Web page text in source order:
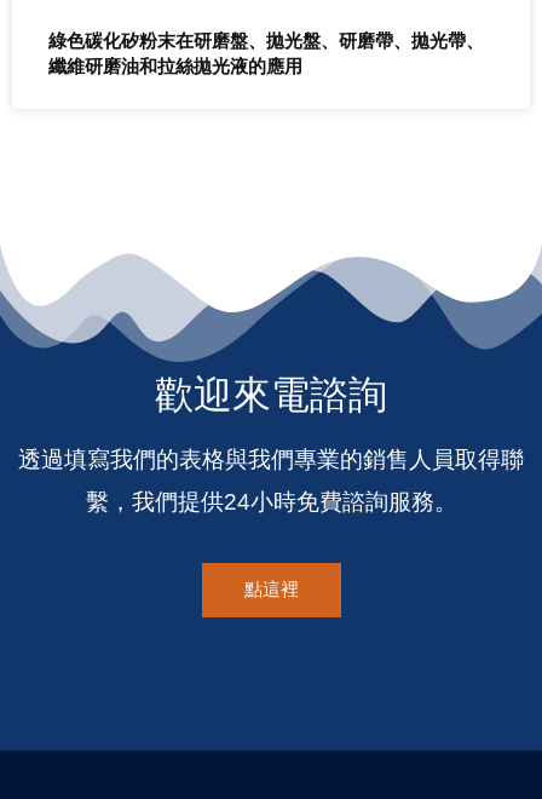
綠色碳化矽粉末在研磨盤、拋光盤、研磨帶、拋光帶、
纖維研磨油和拉絲拋光液的應用
歡迎來電諮詢
透過填寫我們的表格與我們專業的銷售人員取得聯
繫，我們提供24小時免費諮詢服務。
點這裡